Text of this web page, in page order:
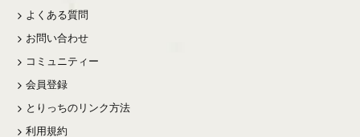
よくある質問
お問い合わせ
コミュニティー
会員登録
とりっちのリンク方法
利用規約